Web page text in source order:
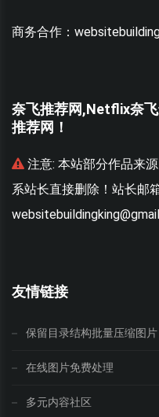
商务合作：
奈飞推荐网,Netflix奈
推荐网！
注意: 本站部分作品来
系站长直接删除！站长邮
友情链接
保留目录结构批量压缩图片
在线图片免费处理
多元内容社区